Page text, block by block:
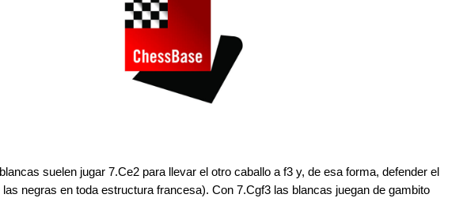
suelen jugar 7.Ce2 para llevar el otro caballo a f3 y, de esa forma, defender el
las negras en toda estructura francesa). Con 7.Cgf3 las blancas juegan de gambito